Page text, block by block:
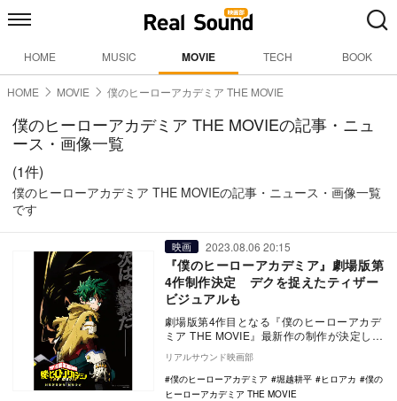
HOME MUSIC MOVIE TECH BOOK
HOME MOVIE 僕のヒーローアカデミア THE MOVIE
僕のヒーローアカデミア THE MOVIEの記事・ニュ
ース・画像一覧
(1件)
僕のヒーローアカデミア THE MOVIEの記事・ニュース・画像一覧
です
映画 2023.08.06 20:15
『僕のヒーローアカデミア』劇場版第
4作制作決定 デクを捉えたティザー
ビジュアルも
劇場版第4作目となる『僕のヒーローアカデ
ミア THE MOVIE』最新作の制作が決定し、
あわせてティザービジュアルが公開され
た…
リアルサウンド映画部
僕のヒーローアカデミア
堀越耕平 ヒロアカ
僕の
ヒーローアカデミア THE MOVIE